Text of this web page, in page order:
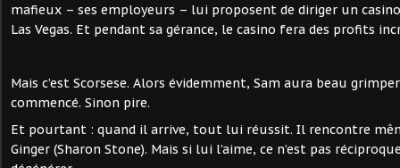
mafieux – ses employeurs – lui proposent de diriger un
Las Vegas. Et pendant sa gérance, le casino fera des profits
Mais c’est Scorsese. Alors évidemment, Sam aura beau
commencé. Sinon pire.
Et pourtant : quand il arrive, tout lui réussit. Il rencontre
Ginger (Sharon Stone). Mais si lui l’aime, ce n’est pas